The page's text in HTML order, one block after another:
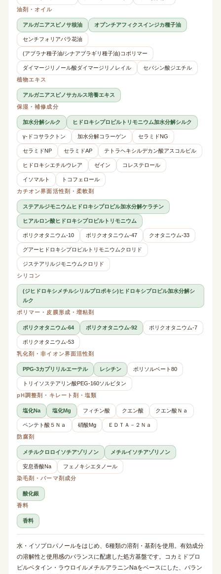
油剤・オイル
アルガニアスピノサ核油 オプンチアフィクスインジカ種子油
センチフォリアバラ花油
(アブラナ種子油/シナアブラギリ種子油)コポリマー
ダイマージリノール酸ダイマージリノレイル
セバシン酸ジエチル
植物エキス
アルガニアスピノサカルス培養エキス
保湿・補修成分
加水分解シルク ヒドロキシプロピルトリモニウム加水分解シルク
γ-ドコサラクトン 加水分解コラーゲン セラミドNG
セラミドNP セラミドAP テトラヘキシルデカン酸アスコルビル
ヒドロキシエチルウレア ゼイン コレステロール
イソマルト
トコフェロール
カチオン界面活性剤・柔軟剤
ステアルジモニウムヒドロキシプロピル加水分解ケラチン
ヒアルロン酸ヒドロキシプロピルトリモニウム
ポリクオタニウム-10 ポリクオタニウム-47 クオタニウム-33
グアーヒドロキシプロピルトリモニウムクロリド
ジステアリルジモニウムクロリド
シリコン
(ジヒドロキシメチルシリルプロポキシ)ヒドロキシプロピル加水分解シ
ルク
ポリマー・皮膜形成・増粘剤
ポリクオタニウム-64 ポリクオタニウム-92 ポリクオタニウム-7
ポリクオタニウム-53
乳化剤・非イオン界面活性剤
PPG-3カプリリルエーテル レシチン ポリソルベート80
トリイソステアリン酸PEG-160ソルビタン
pH調整剤・キレート剤・塩類
塩化Na 塩化Mg フィチン酸 クエン酸 クエン酸Ｎａ
ペンテト酸５Ｎａ 硝酸Mg
ＥＤＴＡ－２Ｎａ
防腐剤
メチルクロロイソチアゾリノン メチルイソチアゾリノン
安息香酸Na
フェノキシエタノール
染毛剤・パーマ剤成分
酸化銀
香料
香料
水・イソプロパノールをはじめ、6種類の溶剤・基剤を使用。有効成分
の溶解性と使用感のバランスに配慮した処方基盤です。コカミドプロ
ピルベタイン・ラウロイルメチルアラニンNaをベースにした、バラン